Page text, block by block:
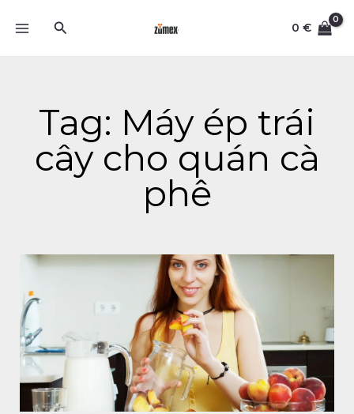
Search 0€
Tag: Máy ép trái
cây cho quán cà
phê